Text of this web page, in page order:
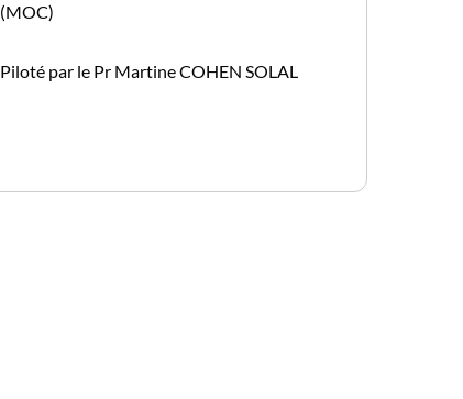
(MOC)
Piloté par le Pr Martine COHEN SOLAL